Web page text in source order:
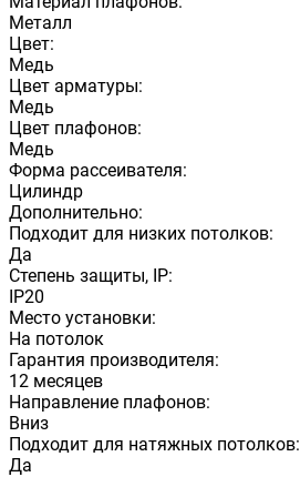
Металл
Цвет:
Медь
Цвет арматуры:
Медь
Цвет плафонов:
Медь
Форма рассеивателя:
Цилиндр
Дополнительно:
Подходит для низких потолков:
Да
Степень защиты, IP:
IP20
Место установки:
На потолок
Гарантия производителя:
12 месяцев
Направление плафонов:
Вниз
Подходит для натяжных потолков:
Да